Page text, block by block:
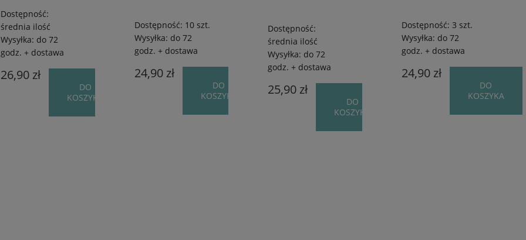
Dostępność:
średnia ilość
Wysyłka: do 72
godz. + dostawa
26,90 zł
DO
KOSZYKA
Dostępność: 10 szt.
Wysyłka: do 72
godz. + dostawa
24,90 zł
DO
KOSZYKA
Dostępność:
średnia ilość
Wysyłka: do 72
godz. + dostawa
25,90 zł
DO
KOSZYKA
Dostępność: 3 szt.
Wysyłka: do 72
godz. + dostawa
24,90 zł
DO
KOSZYKA